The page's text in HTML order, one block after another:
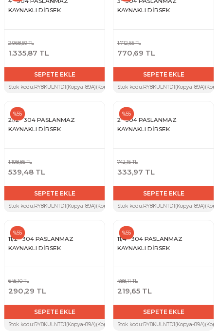
KAYNAKLI DİRSEK
2.968,59 TL
1.335,87 TL
SEPETE EKLE
Stok kodu:RY8KULNTD1(Kopya-89A)(Kopya-ZTW)(Kopya-Y5W)(Kopya-4KX)(Kopya-
KAYNAKLI DİRSEK
1.712,65 TL
770,69 TL
SEPETE EKLE
Stok kodu:RY8KULNTD1(Kopya-
21/2'' 304 PASLANMAZ
KAYNAKLI DİRSEK
%55
1.198,85 TL
539,48 TL
SEPETE EKLE
Stok kodu:RY8KULNTD1(Kopya-89A)(Kopya-ZTW)(Kopya-Y5W)(Kopya-4KX)(Kopya-
2'' 304 PASLANMAZ
KAYNAKLI DİRSEK
%55
742,15 TL
333,97 TL
SEPETE EKLE
Stok kodu:RY8KULNTD1(Kopya-
11/2'' 304 PASLANMAZ
KAYNAKLI DİRSEK
%55
645,10 TL
290,29 TL
SEPETE EKLE
Stok kodu:RY8KULNTD1(Kopya-89A)(Kopya-ZTW)(Kopya-Y5W)(Kopya-4KX)
11/4'' 304 PASLANMAZ
KAYNAKLI DİRSEK
%55
488,11 TL
219,65 TL
SEPETE EKLE
Stok kodu:RY8KULNTD1(Kopya-